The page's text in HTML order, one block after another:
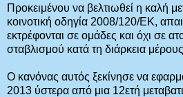
Προκειμένου να βελτιωθεί η καλή
κοινοτική οδηγία 2008/120/ΕΚ,
εκτρέφονται σε ομάδες και όχι σε
σταβλισμού κατά τη διάρκεια
Ο κανόνας αυτός ξεκίνησε να
2013 ύστερα από μια 12ετή